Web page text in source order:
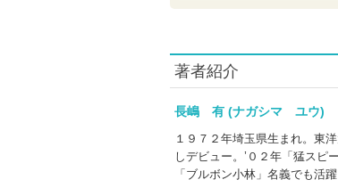
著者紹介
長嶋 有 (ナガシマ ユ
１９７２年埼玉県生まれ。東
しデビュー。’０２年「猛スピ
「ブルボン小林」名義でも活